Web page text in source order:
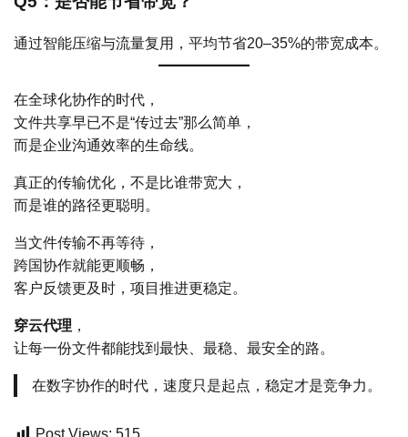
通过智能压缩与流量复用，平均节省20–35%的带宽成本。
在全球化协作的时代，
文件共享早已不是“传过去”那么简单，
而是企业沟通效率的生命线。
真正的传输优化，不是比谁带宽大，
而是谁的路径更聪明。
当文件传输不再等待，
跨国协作就能更顺畅，
客户反馈更及时，项目推进更稳定。
穿云代理 ，
让每一份文件都能找到最快、最稳、最安全的路。
在数字协作的时代，速度只是起点，稳定才是竞争力。
Post Views: 515